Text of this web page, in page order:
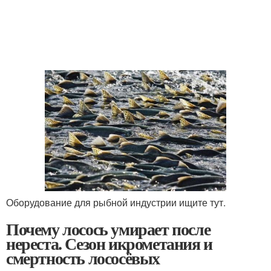
Оборудование для рыбной индустрии ищите тут.
Почему лосось умирает после
нереста. Сезон икрометания и
смертность лососёвых